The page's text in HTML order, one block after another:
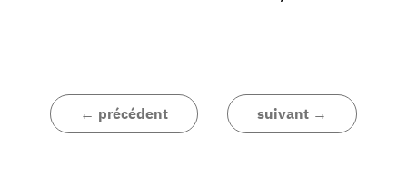
← précédent suivant →